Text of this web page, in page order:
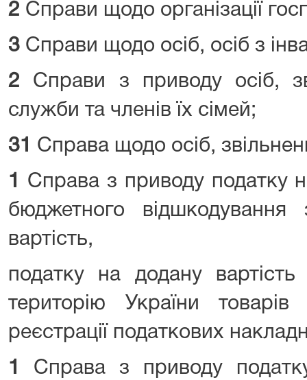
2 Справи щодо організації
3 Справи щодо осіб, осіб з
2 Справи з приводу осіб,
служби та членів їх сімей;
31
Справа щодо осіб,
1
Справа з приводу податку
бюджетного
вартість,
податку на додану
територію України товарів
реєстрації податкових
1
Справа з приводу